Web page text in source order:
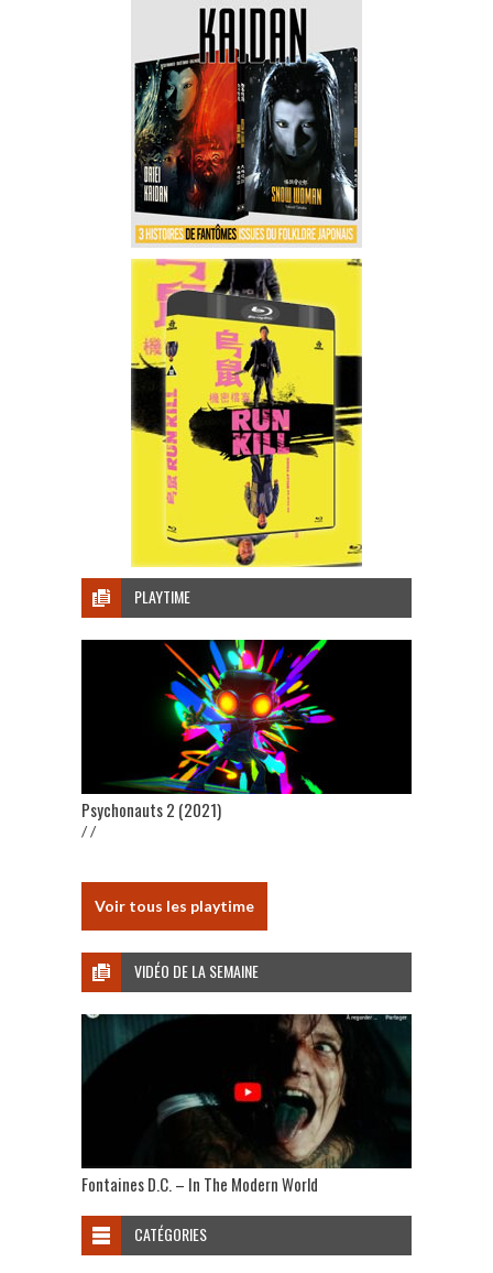
PLAYTIME
Psychonauts 2 (2021)
/ /
Voir tous les playtime
VIDÉO DE LA SEMAINE
Fontaines D.C. – In The Modern World
CATÉGORIES